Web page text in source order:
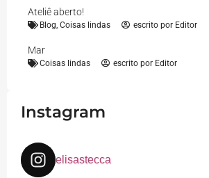
Ateliê aberto!
Blog, Coisas lindas escrito por Editor
Mar
Coisas lindas escrito por Editor
Instagram
elisastecca